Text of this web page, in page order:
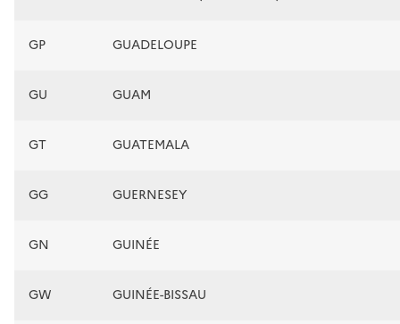
GP GUADELOUPE
GU GUAM
GT GUATEMALA
GG GUERNESEY
GN GUINÉE
GW GUINÉE-BISSAU